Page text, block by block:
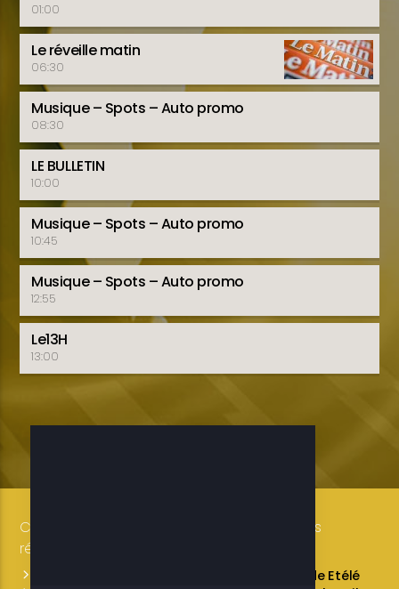
01:00
Le réveille matin
06:30
Musique – Spots – Auto promo
08:30
LE BULLETIN
10:00
Musique – Spots – Auto promo
10:45
Musique – Spots – Auto promo
12:55
Le13H
13:00
Copyright 2019-2025 ETELE BENIN Tous droits
réservés / Conception: LUXE CONSULTING
L’équipe de Etélé